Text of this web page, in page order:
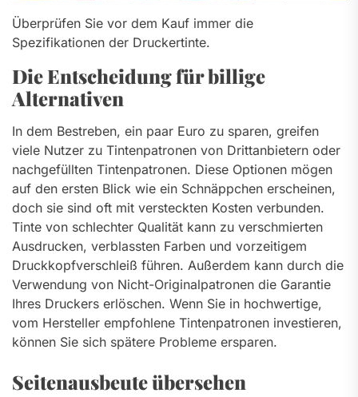
Überprüfen Sie vor dem Kauf immer die
Spezifikationen der Druckertinte.
Die Entscheidung für billige
Alternativen
In dem Bestreben, ein paar Euro zu sparen, greifen
viele Nutzer zu Tintenpatronen von Drittanbietern oder
nachgefüllten Tintenpatronen. Diese Optionen mögen
auf den ersten Blick wie ein Schnäppchen erscheinen,
doch sie sind oft mit versteckten Kosten verbunden.
Tinte von schlechter Qualität kann zu verschmierten
Ausdrucken, verblassten Farben und vorzeitigem
Druckkopfverschleiß führen. Außerdem kann durch die
Verwendung von Nicht-Originalpatronen die Garantie
Ihres Druckers erlöschen. Wenn Sie in hochwertige,
vom Hersteller empfohlene Tintenpatronen investieren,
können Sie sich spätere Probleme ersparen.
Seitenausbeute übersehen